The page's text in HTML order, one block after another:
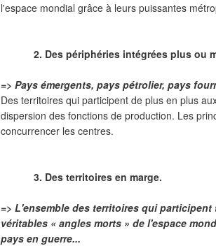
l'espace mondial grâce à leurs puissantes
2. Des périphéries intégrées plus ou
=> Pays émergents, pays pétrolier, pays
Des territoires qui participent de plus en plus
dispersion des fonctions de production. Les
concurrencer les centres.
3. Des territoires en marge.
=> L'ensemble des territoires qui
véritables « angles morts » de l'espace
pays en guerre...